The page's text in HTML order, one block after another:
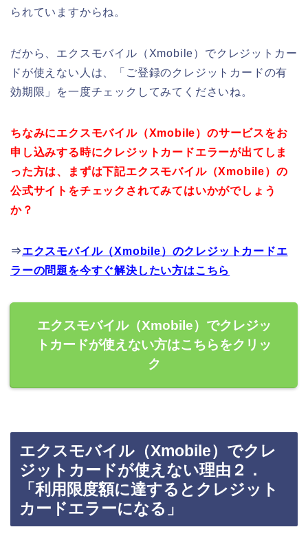
られていますからね。
だから、エクスモバイル（Xmobile）でクレジットカー
ドが使えない人は、「ご登録のクレジットカードの有
効期限」を一度チェックしてみてくださいね。
ちなみにエクスモバイル（Xmobile）のサービスをお
申し込みする時にクレジットカードエラーが出てしま
った方は、まずは下記エクスモバイル（Xmobile）の
公式サイトをチェックされてみてはいかがでしょう
か？
⇒エクスモバイル（Xmobile）のクレジットカードエ
ラーの問題を今すぐ解決したい方はこちら
エクスモバイル（Xmobile）でクレジッ
トカードが使えない方はこちらをクリッ
ク
エクスモバイル（Xmobile）でクレ
ジットカードが使えない理由２．
「利用限度額に達するとクレジット
カードエラーになる」